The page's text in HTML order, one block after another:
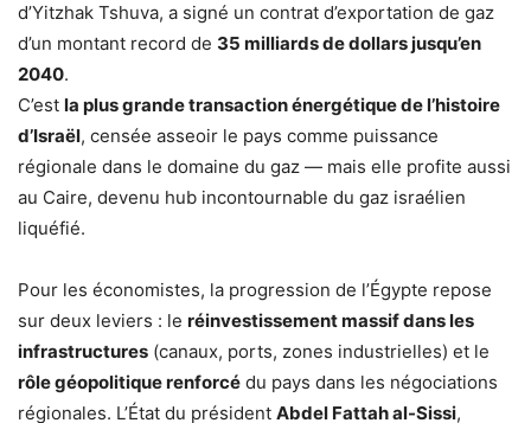
d’Yitzhak Tshuva, a signé un contrat d’exportation de gaz
d’un montant record de 35 milliards de dollars jusqu’en
2040.
C’est la plus grande transaction énergétique de l’histoire
d’Israël, censée asseoir le pays comme puissance
régionale dans le domaine du gaz — mais elle profite aussi
au Caire, devenu hub incontournable du gaz israélien
liquéfié.
Pour les économistes, la progression de l’Égypte repose
sur deux leviers : le réinvestissement massif dans les
infrastructures (canaux, ports, zones industrielles) et le
rôle géopolitique renforcé du pays dans les négociations
régionales. L’État du président Abdel Fattah al-Sissi,